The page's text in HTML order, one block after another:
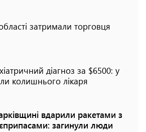
затримали торговця
діагноз за $6500: у
колишнього лікаря
вдарили ракетами з
загинули люди